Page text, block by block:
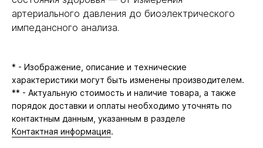
артериального давления до биоэлектрического
импедансного анализа.
* - Изображение, описание и технические
характеристики могут быть изменены производителем.
** - Актуальную стоимость и наличие товара, а также
порядок доставки и оплаты необходимо уточнять по
контактным данным, указанным в разделе
Контактная информация.